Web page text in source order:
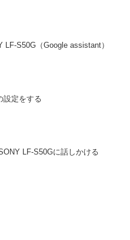
LF-S50G（Google assistant）
設定をする
LF-S50Gに話しかける